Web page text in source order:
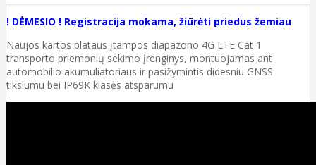
! DĖMESIO ! Registracija mokama, žiūrėti priedus žemiau
Naujos kartos plataus įtampos diapazono 4G LTE Cat 1
transporto priemonių sekimo įrenginys, montuojamas ant
automobilio akumuliatoriaus ir pasižymintis didesniu GNSS
tikslumu bei IP69K klasės atsparumu